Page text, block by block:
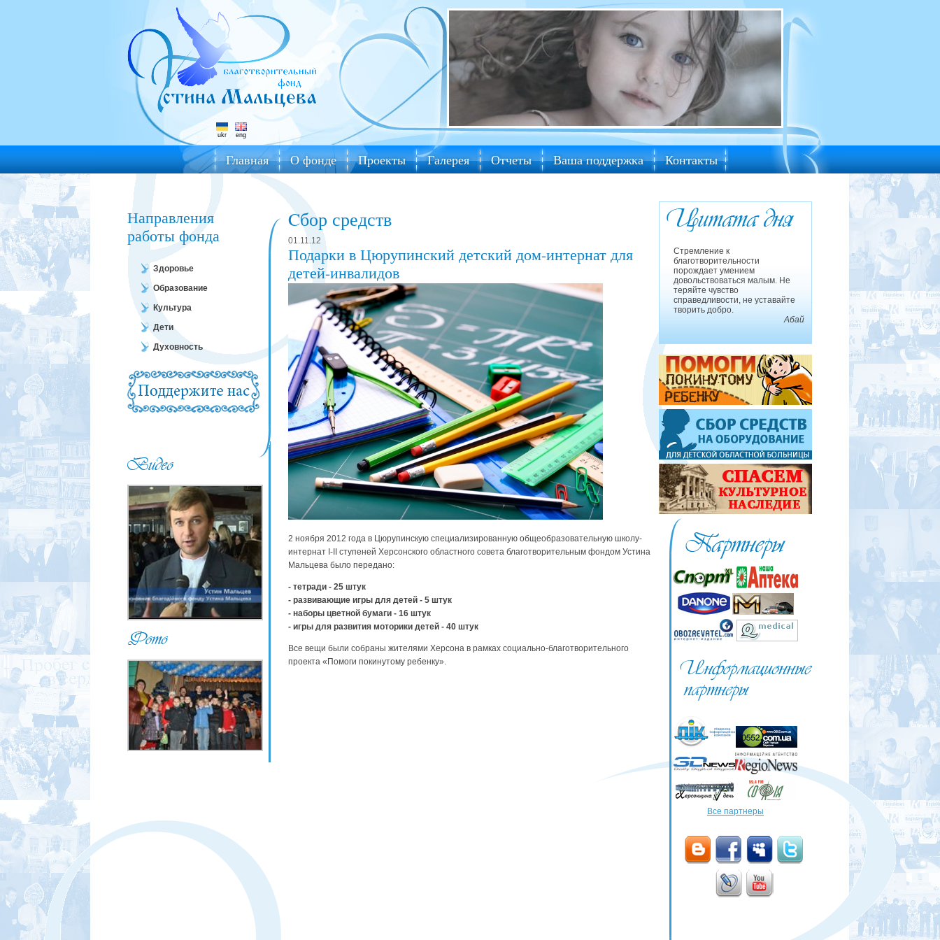
ukr eng
Главная О фонде Проекты Галерея Отчеты Ваша поддержка Контакты
Направления
работы фонда
Здоровье
Образование
Культура
Дети
Духовность
Cбор средств
01.11.12
Подарки в Цюрупинский детский дом-интернат для
детей-инвалидов
2 ноября 2012 года в Цюрупинскую специализированную общеобразовательную школу-
интернат І-ІІ ступеней Херсонского областного совета благотворительным фондом Устина
Мальцева было передано:
- тетради - 25 штук
- развивающие игры для детей - 5 штук
- наборы цветной бумаги - 16 штук
- игры для развития моторики детей - 40 штук
Все вещи были собраны жителями Херсона в рамках социально-благотворительного
проекта «Помоги покинутому ребенку».
Стремление к
благотворительности
порождает умением
довольствоваться малым. Не
теряйте чувство
справедливости, не уставайте
творить добро.
Абай
Все партнеры